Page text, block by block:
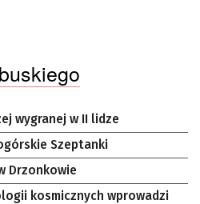
wygranej w II lidze
Szeptanki
Drzonkowie
kosmicznych wprowadzi